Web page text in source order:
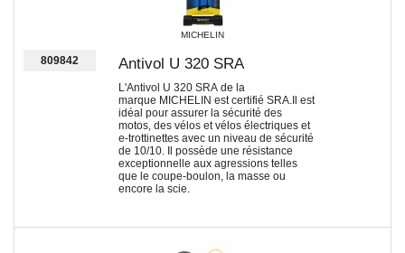
MICHELIN
809842 Antivol U 320 SRA
L'Antivol U 320 SRA de la
marque MICHELIN est certifié SRA.Il est
idéal pour assurer la sécurité des
motos, des vélos et vélos électriques et
e-trottinettes avec un niveau de sécurité
de 10/10. Il possède une résistance
exceptionnelle aux agressions telles
que le coupe-boulon, la masse ou
encore la scie.